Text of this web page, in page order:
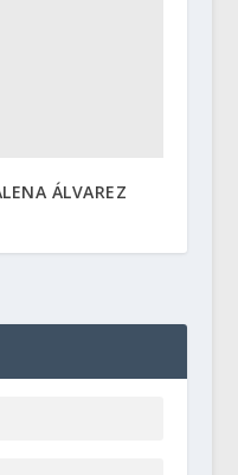
ÁLVAREZ